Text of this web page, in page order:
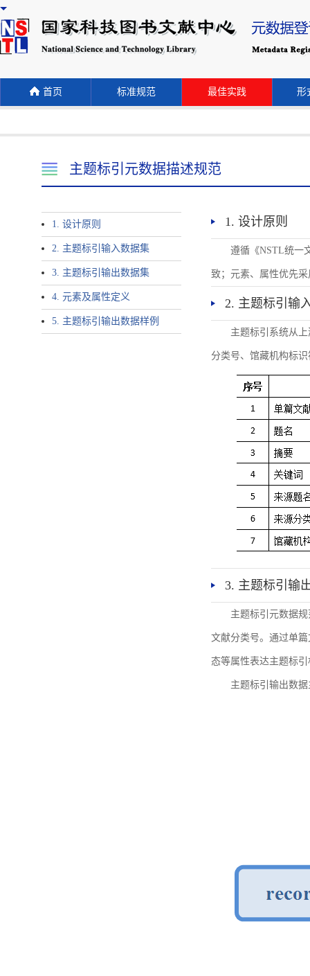
首页 标准规范 最佳实践 形
主题标引元数据描述规范
1. 设计原则
2. 主题标引输入数据集
3. 主题标引输出数据集
4. 元素及属性定义
5. 主题标引输出数据样例
1. 设计原则
遵循《NSTL统一
致；元素、属性优先
2. 主题标引输
主题标引系统从
分类号、馆藏机构标
3. 主题标引输
主题标引元数据
文献分类号。通过单
态等属性表达主题标
主题标引输出数